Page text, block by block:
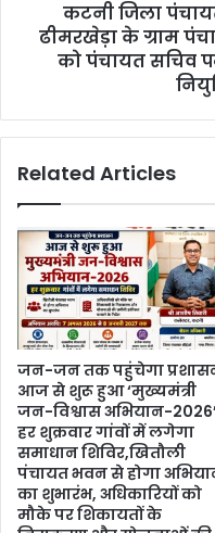
कटनी जिला
ढीमरखेड़ा के ग्राम
को पंचायत सचिव
Related Articles
जन-जन तक पहुंचेगा
आज से शुरू हुआ ‘मुख्यमंत्री
जन-विश्वास अभियान-
हर शुक्रवार गांवों में लगेगा
समाधान शिविर,खितौली
पंचायत भवन से होगा
का शुभारंभ, अधिकारियों को
मौके पर शिकायतों के